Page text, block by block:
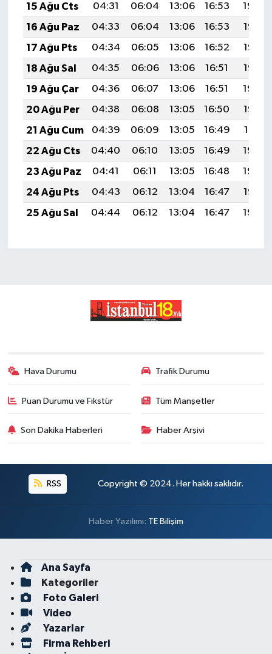
15 Ağu Cts
04:31 06:04 13:06 16:53
19:59
16 Ağu Paz
04:33 06:04 13:06 16:53
19:58
17 Ağu Pts
04:34 06:05 13:06 16:52
19:57
18 Ağu Sal
04:35 06:06 13:06 16:51
19:56
19 Ağu Çar
04:36 06:07 13:06 16:51
19:54
20 Ağu Per
04:38 06:08 13:05 16:50
19:53
21 Ağu Cum
04:39 06:09 13:05 16:49
19:51
22 Ağu Cts
04:40 06:10 13:05 16:49
19:50
23 Ağu Paz
04:41 06:11 13:05 16:48
19:49
24 Ağu Pts
04:43 06:12 13:04 16:47
19:47
25 Ağu Sal
04:44 06:12 13:04 16:47 19:46
Hava Durumu Trafik Durumu
Puan Durumu ve Fikstür Tüm Manşetler
Son Dakika Haberleri Haber Arşivi
RSS Copyright © 2024. Her hakkı saklıdır.
Haber Yazılımı: TE Bilişim
Ana Sayfa
Kategoriler
Foto Galeri
Video
Yazarlar
Firma Rehberi